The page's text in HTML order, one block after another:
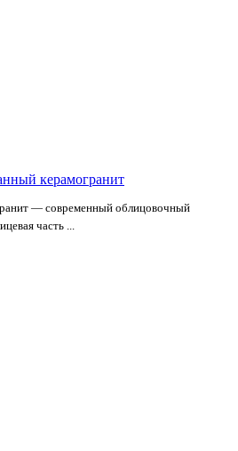
керамогранит
— современный облицовочный
часть ...